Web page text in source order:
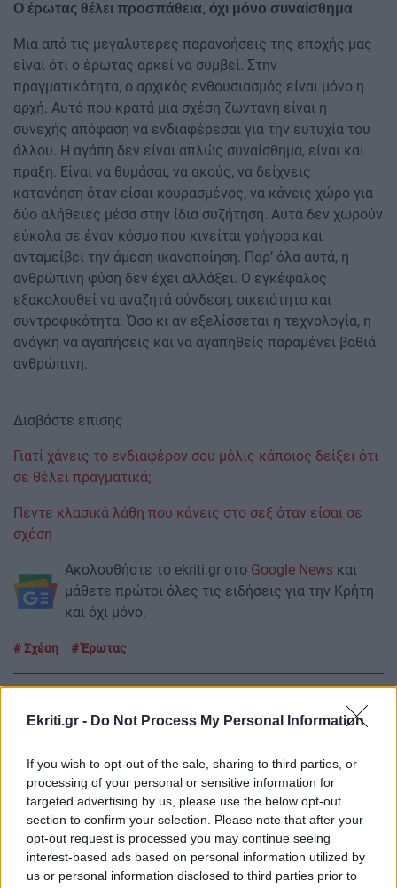
Ekriti.gr - Do Not Process My Personal Information
If you wish to opt-out of the sale, sharing to third parties, or
processing of your personal or sensitive information for
targeted advertising by us, please use the below opt-out
section to confirm your selection. Please note that after your
opt-out request is processed you may continue seeing
interest-based ads based on personal information utilized by
us or personal information disclosed to third parties prior to
Ο έρωτας θέλει προσπάθεια, όχι μόνο συναίσθημα
Μια από τις μεγαλύτερες παρανοήσεις της εποχής μας
είναι ότι ο έρωτας αρκεί να συμβεί. Στην
πραγματικότητα, ο αρχικός ενθουσιασμός είναι μόνο η
αρχή. Αυτό που κρατά μια σχέση ζωντανή είναι η
συνεχής απόφαση να ενδιαφέρεσαι για την ευτυχία του
άλλου. Η αγάπη δεν είναι απλώς συναίσθημα, είναι και
πράξη. Είναι να θυμάσαι, να ακούς, να δείχνεις
κατανόηση όταν είσαι κουρασμένος, να κάνεις χώρο για
δύο αλήθειες μέσα στην ίδια συζήτηση. Αυτά δεν χωρούν
εύκολα σε έναν κόσμο που κινείται γρήγορα και
ανταμείβει την άμεση ικανοποίηση. Παρ’ όλα αυτά, η
ανθρώπινη φύση δεν έχει αλλάξει. Ο εγκέφαλος
εξακολουθεί να αναζητά σύνδεση, οικειότητα και
συντροφικότητα. Όσο κι αν εξελίσσεται η τεχνολογία, η
ανάγκη να αγαπήσεις και να αγαπηθείς παραμένει βαθιά
ανθρώπινη.
Διαβάστε επίσης
Γιατί χάνεις το ενδιαφέρον σου μόλις κάποιος δείξει ότι
σε θέλει πραγματικά;
Πέντε κλασικά λάθη που κάνεις στο σεξ όταν είσαι σε
σχέση
Ακολουθήστε το ekriti.gr στο Google News και
μάθετε πρώτοι όλες τις ειδήσεις για την Κρήτη
και όχι μόνο.
Σχέση Έρωτας
ΡΟΗ ΕΙΔΗΣΕΩΝ
07:15
ΚΟΣΜΟΣ
Τουρκικές προκλήσεις με 17 παραβιάσεις και
εικονική αερομαχία σε μία ημέρα